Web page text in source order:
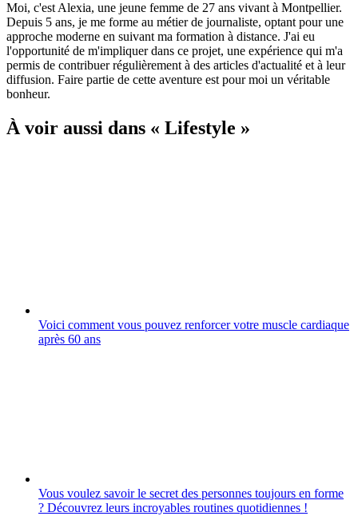
Moi, c'est Alexia, une jeune femme de 27 ans vivant à Montpellier.
Depuis 5 ans, je me forme au métier de journaliste, optant pour une
approche moderne en suivant ma formation à distance. J'ai eu
l'opportunité de m'impliquer dans ce projet, une expérience qui m'a
permis de contribuer régulièrement à des articles d'actualité et à leur
diffusion. Faire partie de cette aventure est pour moi un véritable
bonheur.
À voir aussi dans « Lifestyle »
Voici comment vous pouvez renforcer votre muscle cardiaque
après 60 ans
Vous voulez savoir le secret des personnes toujours en forme
? Découvrez leurs incroyables routines quotidiennes !